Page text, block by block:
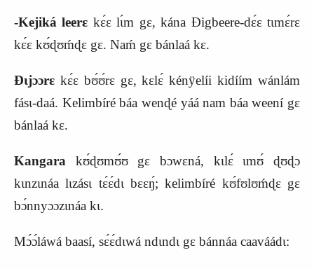
-Kejiká leerɛ kɛ́ɛ lɩ́m gɛ, kána Ɖigbeere-dɛ́ɛ tɩmɛ́rɛ
kɛ́ɛ kʊ́ɖʊḿɖɛ gɛ. Naḿ gɛ bánlaá kɛ.
Ɖɩjɔɔrɛ kɛ́ɛ bʊ́ʊ́rɛ gɛ, kɛlɛ́ kénÿelíi kidíím wánlám
fásɩ-daá. Kelimbíré báa wenɖé yáá nam báa weení gɛ
bánlaá kɛ.
Kangara kʊ́ɖʊmʊ́ʊ gɛ bɔwɛná, kɩlɛ́ ɩmʊ́ ɖʊɖɔ
kɩnzɩnáa lɩzásɩ tɛ́ɛ́dɩ bɛɛŋ́; kelimbíré kʊ́fʊlʊḿɖɛ gɛ
bɔ́nnyɔɔzɩnáa kɩ.
Mɔ́ɔ́láwá baasí, sɛ́ɛ́dɩwá ndɩndɩ gɛ bánnáa caaváádɩ: